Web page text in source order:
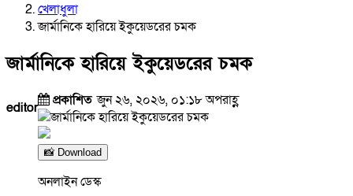
খেলাধুলা
জার্মানিকে হারিয়ে ইকুয়েডরের চমক
জার্মানিকে হারিয়ে ইকুয়েডরের চমক
editor প্রকাশিতজুন ২৬, ২০২৬, ০১:১৮ অপরাহ্ণ
📸 Download
অনলাইন ডেস্ক